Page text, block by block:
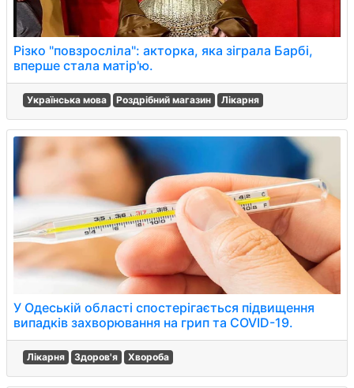
Різко "повзросліла": акторка, яка зіграла Барбі,
вперше стала матір'ю.
Українська мова Роздрібний магазин Лікарня
У Одеській області спостерігається підвищення
випадків захворювання на грип та COVID-19.
Лікарня Здоров'я Хвороба